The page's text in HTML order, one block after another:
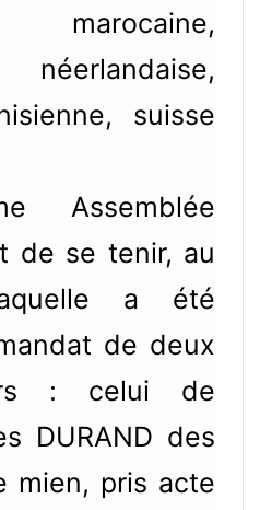
marocaine,
suisse
Assemblée
de se tenir, au
a été
de deux
: celui de
DURAND des
mien, pris acte